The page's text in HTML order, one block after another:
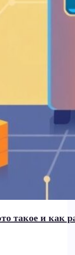
такое и как